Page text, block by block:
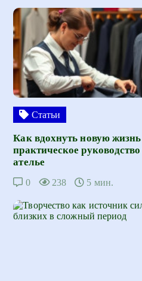
Статьи
Как вдохнуть новую
практическое
ателье
0 238 5 мин.